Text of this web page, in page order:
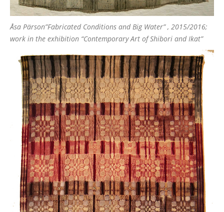
Åsa Pärson”Fabricated Conditions and Big Water” , 2015/2016;
work in the exhibition “Contemporary Art of Shibori and Ikat”